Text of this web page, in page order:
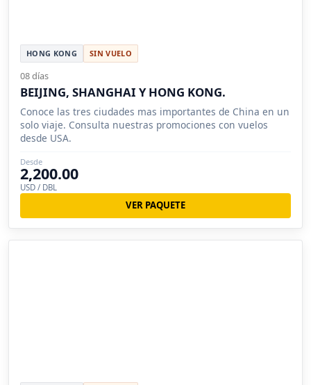
HONG KONG SIN VUELO
08 días
BEIJING, SHANGHAI Y HONG KONG.
Conoce las tres ciudades mas importantes de China en un
solo viaje. Consulta nuestras promociones con vuelos
desde USA.
Desde
2,200.00
USD / DBL
VER PAQUETE